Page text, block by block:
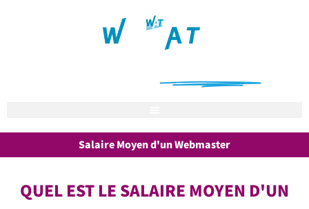
Salaire Moyen d'un Webmaster
QUEL EST LE SALAIRE MOYEN D'UN